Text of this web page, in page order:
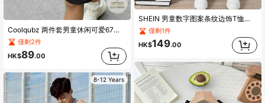
Coolqubz 两件套男童休闲可爱67数字印花短袖T恤，适合春夏穿着，4-7岁儿童，柔软亲肤，醒目的图案设计，时尚有型。
僅剩2件
HK$89.00
8-12 Years
SHEIN 男童数字图案条纹边饰T恤和运动裤
僅剩1件
HK$149.00